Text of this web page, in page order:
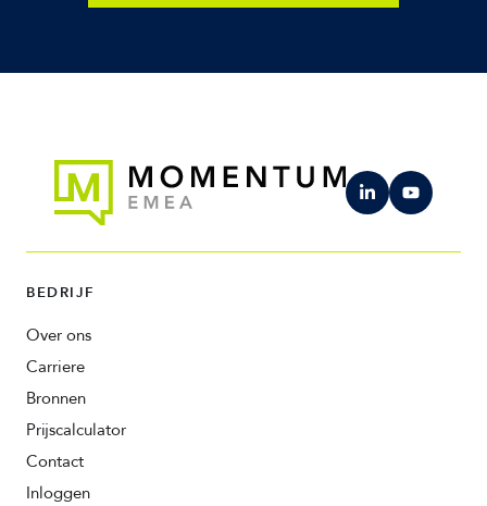
BEDRIJF
Over ons
Carriere
Bronnen
Prijscalculator
Contact
Inloggen